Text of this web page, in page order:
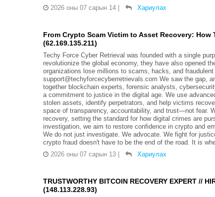
2026 оны 07 сарын 14 | Хариулах
From Crypto Scam Victim to Asset Recovery: How
(62.169.135.211)
Techy Force Cyber Retrieval was founded with a single
revolutionize the global economy, they have also opened
organizations lose millions to scams, hacks, and
support@techyforcecyberretrievals.com We saw the gap,
together blockchain experts, forensic analysts,
a commitment to justice in the digital age. We use
stolen assets, identify perpetrators, and help victims
space of transparency, accountability, and trust—not fear.
recovery, setting the standard for how digital crimes are
investigation, we aim to restore confidence in crypto and
We do not just investigate. We advocate. We fight for
crypto fraud doesn't have to be the end of the road. It is
2026 оны 07 сарын 13 | Хариулах
TRUSTWORTHY BITCOIN RECOVERY EXPERT //
(148.113.228.93)